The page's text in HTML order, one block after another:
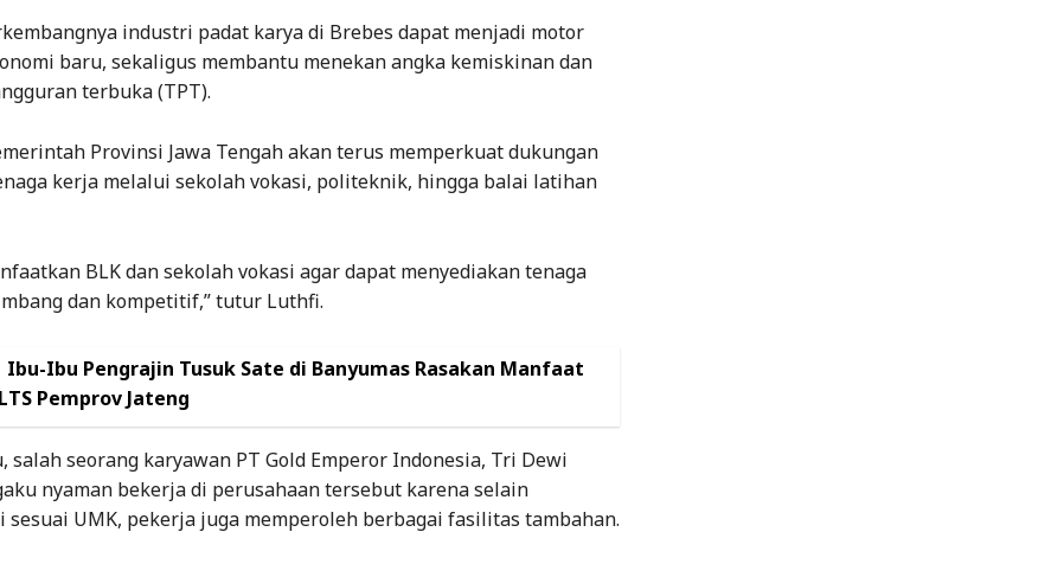
industri padat karya di Brebes dapat menjadi motor
baru, sekaligus membantu menekan angka kemiskinan dan
terbuka (TPT).
Provinsi Jawa Tengah akan terus memperkuat dukungan
kerja melalui sekolah vokasi, politeknik, hingga balai latihan
BLK dan sekolah vokasi agar dapat menyediakan tenaga
dan kompetitif,” tutur Luthfi.
Ibu-Ibu Pengrajin Tusuk Sate di Banyumas Rasakan Manfaat
Pemprov Jateng
salah seorang karyawan PT Gold Emperor Indonesia, Tri Dewi
nyaman bekerja di perusahaan tersebut karena selain
sesuai UMK, pekerja juga memperoleh berbagai fasilitas tambahan.